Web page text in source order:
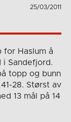
25/03/2011
for Haslum å
i Sandefjord.
topp og bunn
28. Størst av
13 mål på 14